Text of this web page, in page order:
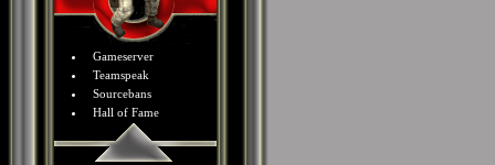
Gameserver
Teamspeak
Sourcebans
Hall of Fame